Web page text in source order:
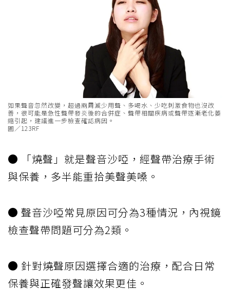
如果聲音忽然改變，超過兩周減少用聲、多喝水、少吃刺激食物也沒改
善，很可能是急性聲帶發炎後的合併症、聲帶相關疾病或聲帶逐漸老化萎
縮引起，建議進一步檢查確認病因。
圖／123RF
● 「燒聲」就是聲音沙啞，經聲帶治療手術
與保養，多半能重拾美聲美嗓。
● 聲音沙啞常見原因可分為3種情況，內視鏡
檢查聲帶問題可分為2類。
● 針對燒聲原因選擇合適的治療，配合日常
保養與正確發聲讓效果更佳。